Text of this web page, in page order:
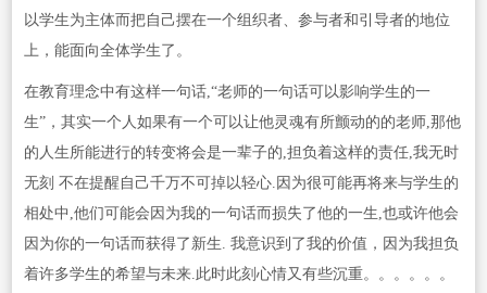
以学生为主体而把自己摆在一个组织者、参与者和引导者的地位
上，能面向全体学生了。
在教育理念中有这样一句话,“老师的一句话可以影响学生的一
生”，其实一个人如果有一个可以让他灵魂有所颤动的的老师,那他
的人生所能进行的转变将会是一辈子的,担负着这样的责任,我无时
无刻 不在提醒自己千万不可掉以轻心.因为很可能再将来与学生的
相处中,他们可能会因为我的一句话而损失了他的一生,也或许他会
因为你的一句话而获得了新生. 我意识到了我的价值，因为我担负
着许多学生的希望与未来.此时此刻心情又有些沉重。。。。。。